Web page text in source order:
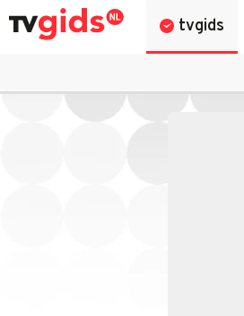
tvgids